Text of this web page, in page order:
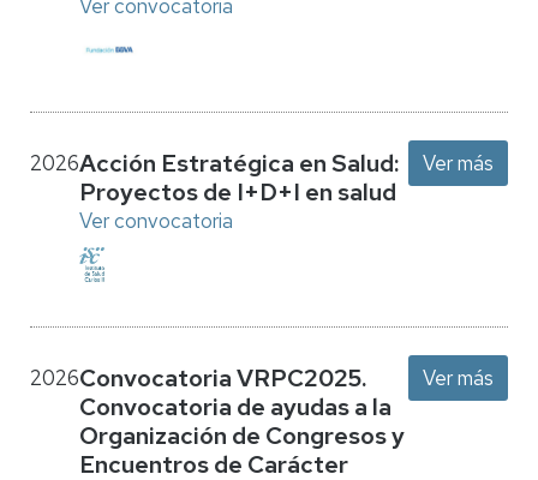
Ver convocatoria
2026Acción Estratégica en Salud:
Proyectos de I+D+I en salud
Ver convocatoria
Ver más
2026Convocatoria VRPC2025.
Convocatoria de ayudas a la
Organización de Congresos y
Encuentros de Carácter
Ver más